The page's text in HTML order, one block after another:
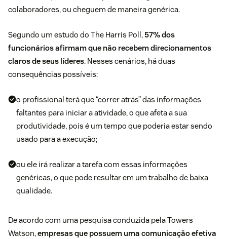
colaboradores, ou cheguem de maneira genérica.
Segundo um estudo do The Harris Poll , 57% dos
funcionários afirmam que não recebem direcionamentos
claros de seus líderes. Nesses cenários, há duas
consequências possíveis:
o profissional terá que “correr atrás” das informações
faltantes para iniciar a atividade, o que afeta a sua
produtividade, pois é um tempo que poderia estar sendo
usado para a execução;
ou ele irá realizar a tarefa com essas informações
genéricas, o que pode resultar em um trabalho de baixa
qualidade.
De acordo com uma pesquisa conduzida pela Towers
Watson,empresas que possuem uma comunicação efetiva